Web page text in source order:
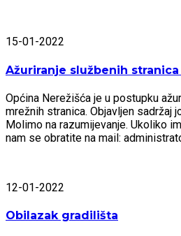
15-01-2022
Ažuriranje službenih stranica
Općina Nerežišća je u postupku
mrežnih stranica. Objavljen sadržaj
Molimo na razumijevanje. Ukoliko
nam se obratite na mail:
12-01-2022
Obilazak gradilišta